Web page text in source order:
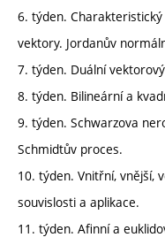
6. týden.
vektory. Jordanův
7. týden. Duální
8. týden. Bilineární a
9. týden. Schwarzova
Schmidtův proces.
10. týden. Vnitřní, vnější,
souvislosti a aplikace.
11. týden. Afinní a